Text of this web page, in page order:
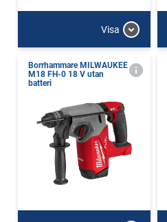
Visa
Borrhammare MILWAUKEE
M18 FH-0 18 V utan
batteri